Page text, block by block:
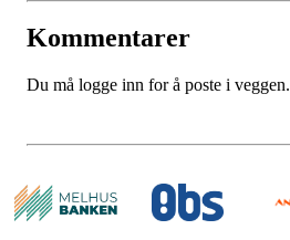
Kommentarer
Du må logge inn for å poste i veggen.